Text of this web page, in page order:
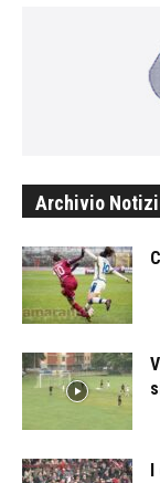
Archivio